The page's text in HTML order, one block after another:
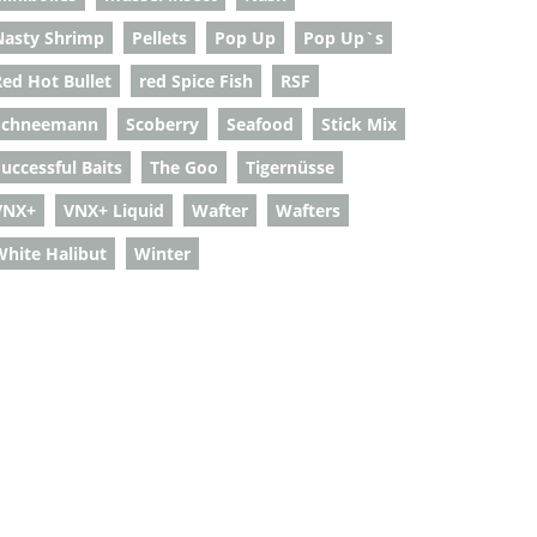
Shrimp
Pellets Pop Up
Pop Up`s
Hot Bullet
red Spice Fish
RSF
Scoberry Seafood
Stick Mix
Baits
The Goo
Tigernüsse
VNX+ Liquid Wafter
Wafters
Halibut
Winter